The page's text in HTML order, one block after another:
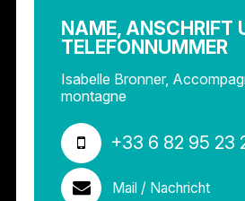
NAME, ANSCHRIFT
TELEFONNUMMER
Isabelle Bronner,
montagne
+33 6 82 95 23
Mail / Nachricht